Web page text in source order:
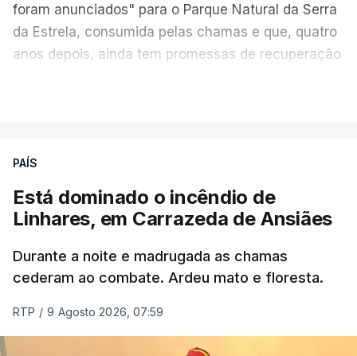
foram anunciados" para o Parque Natural da Serra
da Estrela, consumida pelas chamas e que, quatro
anos depois, ainda tem promessas de recuperação
ESTE CONTEÚDO ESTÁ NESTE
PAÍS
Está dominado o incêndio de
Linhares, em Carrazeda de Ansiães
Durante a noite e madrugada as chamas
cederam ao combate. Ardeu mato e floresta.
RTP / 9 Agosto 2026, 07:59